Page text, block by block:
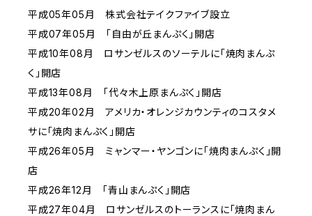
平成05年05月 株式会社テイクファイブ設立
平成07年05月 「自由が丘まんぷく」開店
平成10年08月 ロサンゼルスのソーテルに「焼肉まんぷ
く」開店
平成13年08月 「代々木上原まんぷく」開店
平成20年02月 アメリカ・オレンジカウンティのコスタメ
サに「焼肉まんぷく」開店
平成26年05月 ミャンマー・ヤンゴンに「焼肉まんぷく」開
店
平成26年12月 「青山まんぷく」開店
平成27年04月 ロサンゼルスのトーランスに「焼肉まん